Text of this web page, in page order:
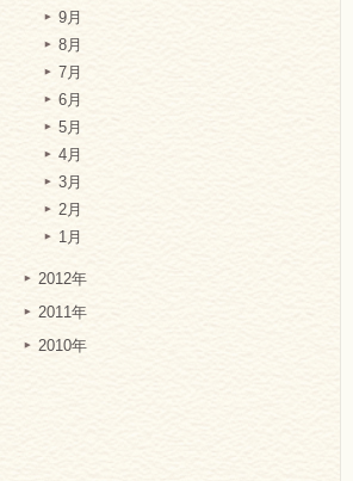
9月
8月
7月
6月
5月
4月
3月
2月
1月
2012年
2011年
2010年